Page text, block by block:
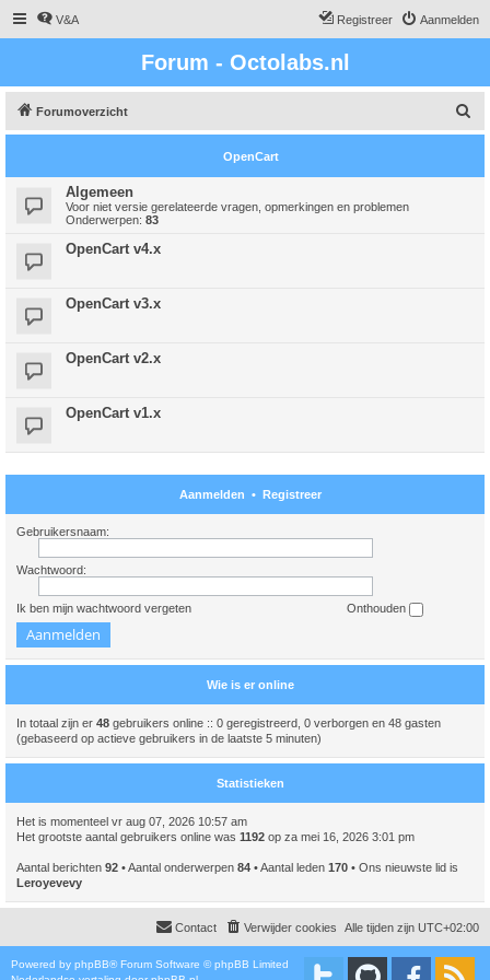
V&A Aanmelden
Registreer
Forum - Octolabs.nl
Forumoverzicht
o
OpenCart
Algemeen
Voor niet versie gerelateerde vragen, opmerkingen en problemen
Onderwerpen: 83
OpenCart v4.x
OpenCart v3.x
OpenCart v2.x
OpenCart v1.x
Aanmelden • Registreer
Gebruikersnaam:
Wachtwoord:
Ik ben mijn wachtwoord vergeten Onthouden
Wie is er online
In totaal zijn er 48 gebruikers online :: 0 geregistreerd, 0 verborgen en 48 gasten
(gebaseerd op actieve gebruikers in de laatste 5 minuten)
Statistieken
Het is momenteel vr aug 07, 2026 10:57 am
Het grootste aantal gebruikers online was 1192 op za mei 16, 2026 3:01 pm
Aantal berichten 92 • Aantal onderwerpen 84 • Aantal leden 170 • Ons nieuwste lid is
Leroyevevy
Alle tijden zijn UTC+02:00
Verwijder cookies
Contact
Powered by phpBB® Forum Software © phpBB Limited